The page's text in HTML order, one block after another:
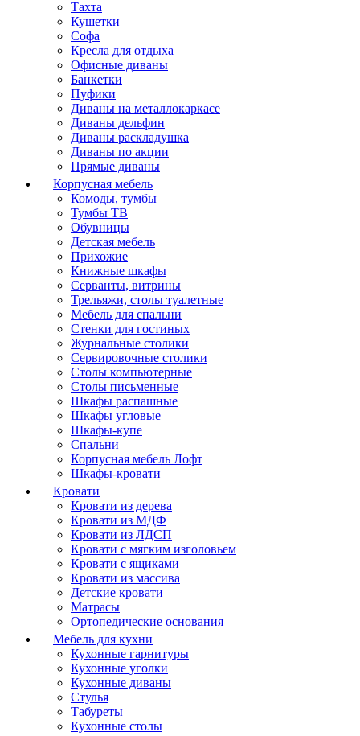
Тахта
Кушетки
Софа
Кресла для отдыха
Офисные диваны
Банкетки
Пуфики
Диваны на металлокаркасе
Диваны дельфин
Диваны раскладушка
Диваны по акции
Прямые диваны
Корпусная мебель
Комоды, тумбы
Тумбы ТВ
Обувницы
Детская мебель
Прихожие
Книжные шкафы
Серванты, витрины
Трельяжи, столы туалетные
Мебель для спальни
Стенки для гостиных
Журнальные столики
Сервировочные столики
Столы компьютерные
Столы письменные
Шкафы распашные
Шкафы угловые
Шкафы-купе
Спальни
Корпусная мебель Лофт
Шкафы-кровати
Кровати
Кровати из дерева
Кровати из МДФ
Кровати из ЛДСП
Кровати с мягким изголовьем
Кровати с ящиками
Кровати из массива
Детские кровати
Матрасы
Ортопедические основания
Мебель для кухни
Кухонные гарнитуры
Кухонные уголки
Кухонные диваны
Стулья
Табуреты
Кухонные столы